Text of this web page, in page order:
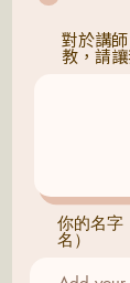
對於講
教，請讓
你的名字
名）